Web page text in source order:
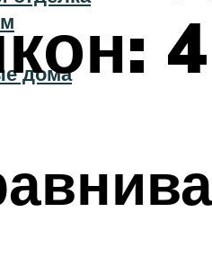
дома